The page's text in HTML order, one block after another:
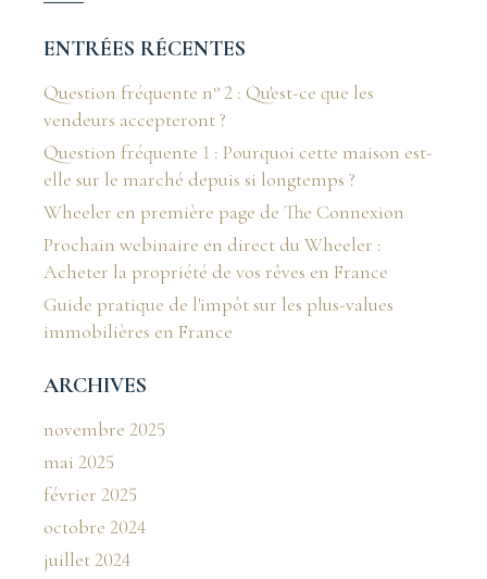
ENTRÉES RÉCENTES
Question fréquente n° 2 : Qu'est-ce que les
vendeurs accepteront ?
Question fréquente 1 : Pourquoi cette maison est-
elle sur le marché depuis si longtemps ?
Wheeler en première page de The Connexion
Prochain webinaire en direct du Wheeler :
Acheter la propriété de vos rêves en France
Guide pratique de l'impôt sur les plus-values
immobilières en France
ARCHIVES
novembre 2025
mai 2025
février 2025
octobre 2024
juillet 2024